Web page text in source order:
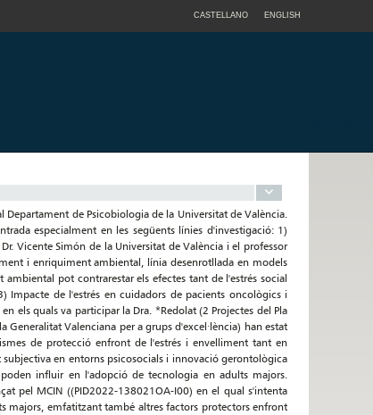
CASTELLANO ENGLISH
Departament de Psicobiologia de la Universitat de València.
especialment en les següents línies d'investigació: 1)
Vicente Simón de la Universitat de València i el professor
i enriquiment ambiental, línia desenrotllada en models
pot contrarestar els efectes tant de l'estrés social
Impacte de l'estrés en cuidadors de pacients oncològics i
els quals va participar la Dra. *Redolat (2 Projectes del Pla
Valenciana per a grups d'excel·lència) han estat
de protecció enfront de l'estrés i envelliment tant en
en entorns psicosocials i innovació gerontològica
influir en l'adopció de tecnologia en adults majors.
pel MCIN ((PID2022-138021OA-I00) en el qual s'intenta
majors, emfatitzant també altres factors protectors enfront